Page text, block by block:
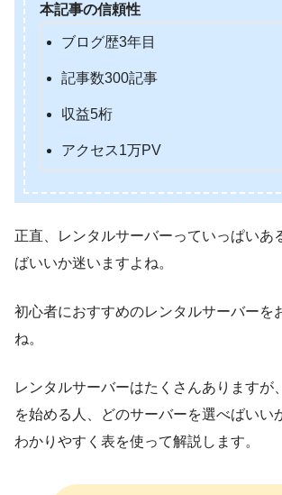
本記事の信頼性
ブログ歴3年目
記事数300記事
収益5桁
アクセス1万PV
正直、レンタルサーバーっていっぱいあ
ばいいか迷いますよね。
初心者におすすめのレンタルサーバーを
ね。
レンタルサーバーはたくさんありますが
を始める人、どのサーバーを選べばいい
わかりやすく表を使って解説します。